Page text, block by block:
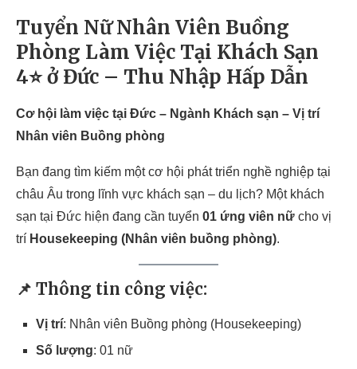
Tuyển Nữ Nhân Viên Buồng
Phòng Làm Việc Tại Khách Sạn
4⭐ ở Đức – Thu Nhập Hấp Dẫn
Cơ hội làm việc tại Đức – Ngành Khách sạn – Vị trí
Nhân viên Buồng phòng
Bạn đang tìm kiếm một cơ hội phát triển nghề nghiệp tại
châu Âu trong lĩnh vực khách sạn – du lịch? Một khách
sạn tại Đức hiện đang cần tuyển 01 ứng viên nữ cho vị
trí Housekeeping (Nhân viên buồng phòng).
📌 Thông tin công việc:
Vị trí: Nhân viên Buồng phòng (Housekeeping)
Số lượng: 01 nữ